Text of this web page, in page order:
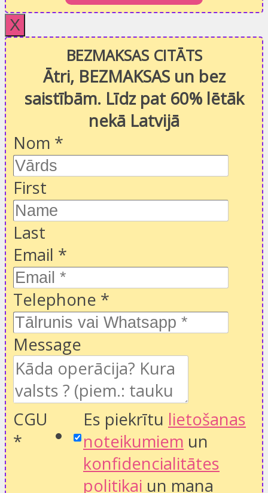
X
BEZMAKSAS CITĀTS
Ātri, BEZMAKSAS un bez
saistībām. Līdz pat 60% lētāk
nekā Latvijā
Nom *
First
Last
Email *
Telephone *
Message
CGU
*
Es piekrītu lietošanas
noteikumiem un
konfidencialitātes
politikai un mana